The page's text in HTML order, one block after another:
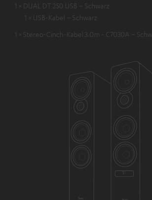
1 × DUAL DT 250 USB – Schwarz
1 × USB-Kabel – Schwarz
1 × Stereo-Cinch-Kabel 3.0m - C7030A –